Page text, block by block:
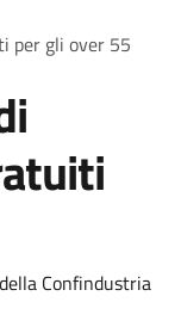
per gli over 55
Confindustria